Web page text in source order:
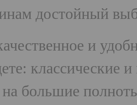
достойный
и
на большие